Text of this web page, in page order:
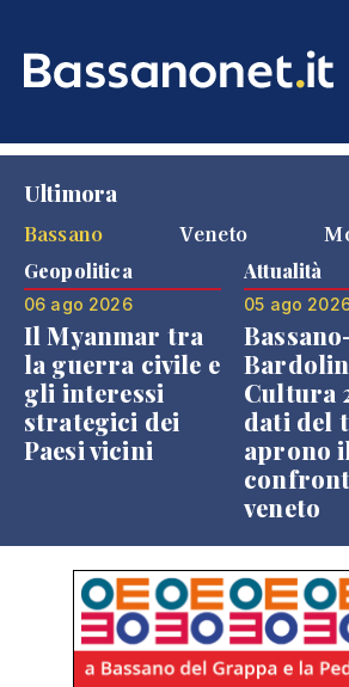
Ultimora
Bassano
Veneto
Geopolitica
06 ago 2026
Il Myanmar tra
la guerra civile e
gli interessi
strategici dei
Paesi vicini
Attualità
05 ago
Cultura
dati del
aprono
veneto